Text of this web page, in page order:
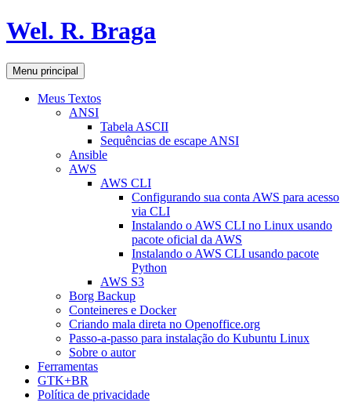
Pular
para
conteúdo
Wel. R. Braga
Pesquisar
Menu principal
Meus Textos
ANSI
Tabela ASCII
Sequências de escape ANSI
Ansible
AWS
AWS CLI
Configurando sua conta AWS para acesso
via CLI
Instalando o AWS CLI no Linux usando
pacote oficial da AWS
Instalando o AWS CLI usando pacote
Python
AWS S3
Borg Backup
Conteineres e Docker
Criando mala direta no Openoffice.org
Passo-a-passo para instalação do Kubuntu Linux
Sobre o autor
Ferramentas
GTK+BR
Política de privacidade